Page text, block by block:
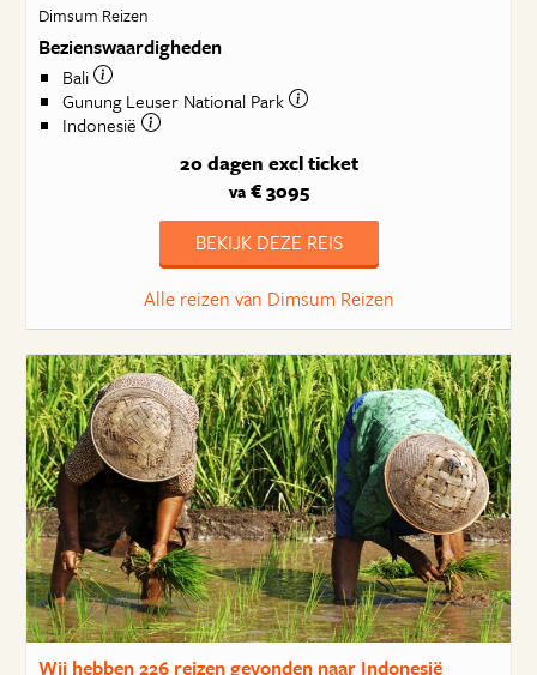
Dimsum Reizen
Bezienswaardigheden
Bali
Gunung Leuser National Park
Indonesië
20 dagen excl ticket
va€ 3095
BEKIJK DEZE REIS
Alle reizen van Dimsum Reizen
Wij hebben226 reizengevonden naar Indonesië